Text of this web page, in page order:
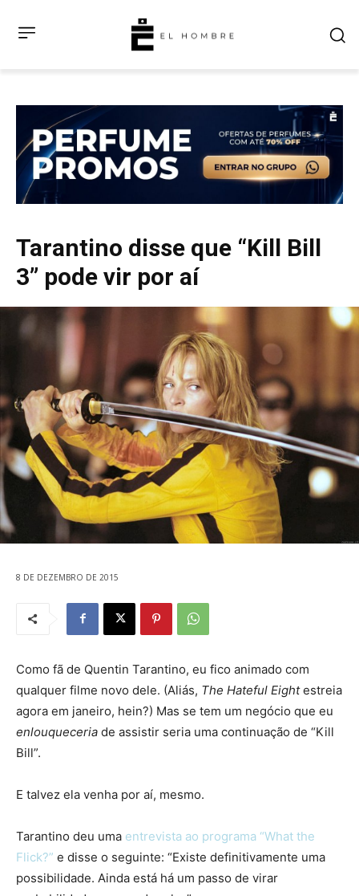
Tarantino disse que “Kill Bill
3” pode vir por aí
8 DE DEZEMBRO DE 2015
Como fã de Quentin Tarantino, eu fico animado com
qualquer filme novo dele. (Aliás, The Hateful Eightestreia
agora em janeiro, hein?) Mas se tem um negócio que eu
enlouqueceria de assistir seria uma continuação de “Kill
Bill”.
E talvez ela venha por aí, mesmo.
Tarantino deu uma entrevista ao programa “What the
Flick?” e disse o seguinte: “Existe definitivamente uma
possibilidade. Ainda está há um passo de virar